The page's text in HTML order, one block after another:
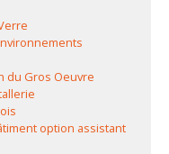
du Gros Oeuvre
option assistant